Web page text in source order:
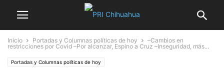
Inicio Portadas y Columnas políticas de hoy
–Cambios en
restricciones por Covid –Por alcanzar, Espino a Cruz –Inseguridad, más...
Portadas y Columnas políticas de hoy